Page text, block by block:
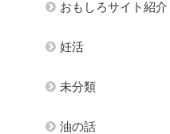
おもしろサイト紹介
妊活
未分類
油の話